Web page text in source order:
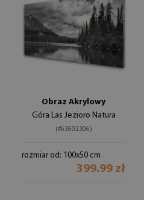
Obraz Akrylowy
Góra Las Jezioro Natura
(#63602306)
rozmiar od: 100x50 cm
399.99 zł